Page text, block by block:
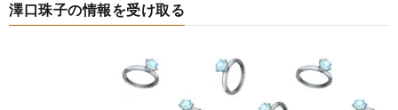
澤口珠子の情報を受け取る